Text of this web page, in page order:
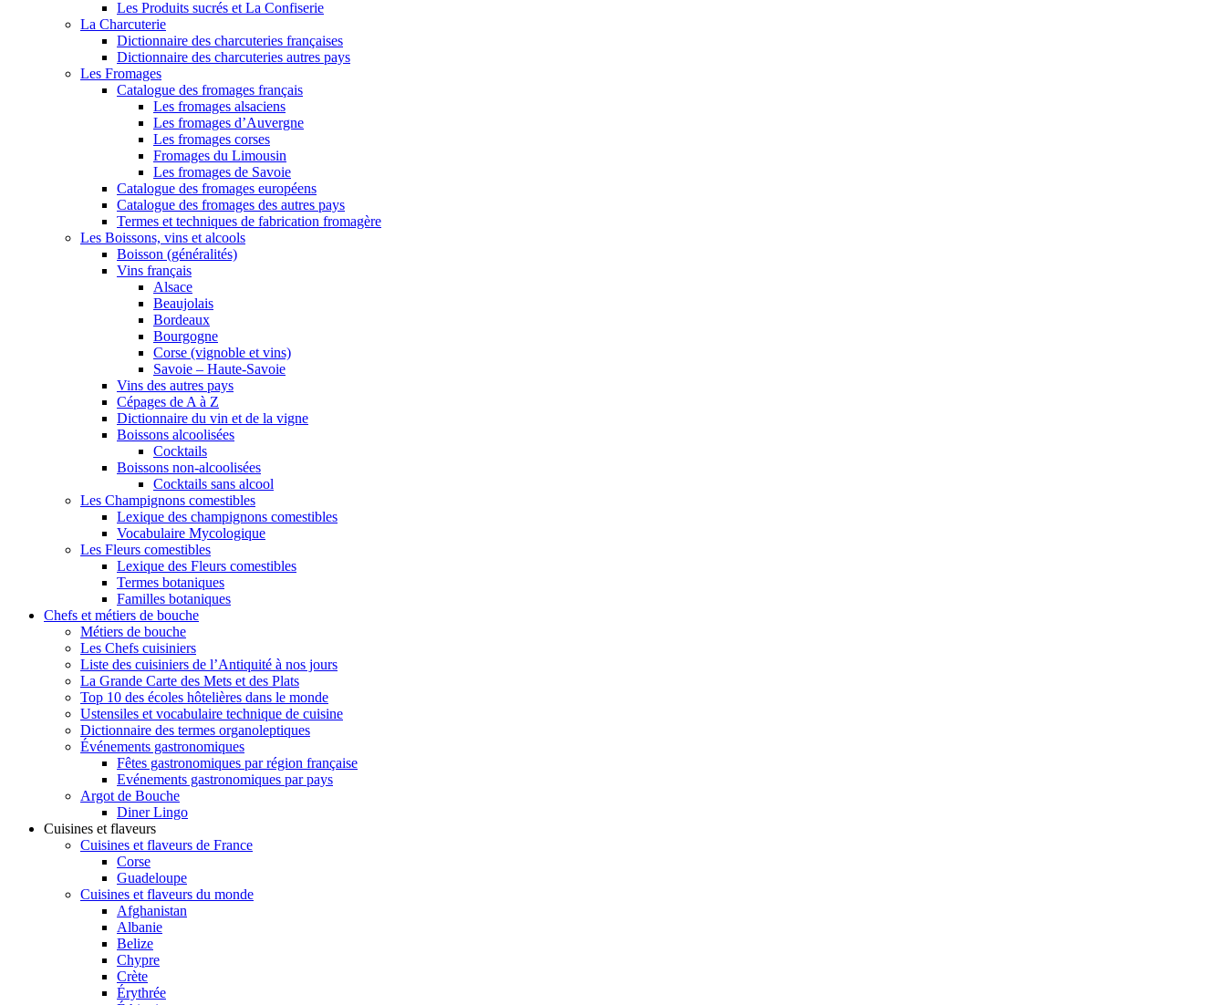
Les Produits sucrés et La Confiserie
La Charcuterie
Dictionnaire des charcuteries françaises
Dictionnaire des charcuteries autres pays
Les Fromages
Catalogue des fromages français
Les fromages alsaciens
Les fromages d’Auvergne
Les fromages corses
Fromages du Limousin
Les fromages de Savoie
Catalogue des fromages européens
Catalogue des fromages des autres pays
Termes et techniques de fabrication fromagère
Les Boissons, vins et alcools
Boisson (généralités)
Vins français
Alsace
Beaujolais
Bordeaux
Bourgogne
Corse (vignoble et vins)
Savoie – Haute-Savoie
Vins des autres pays
Cépages de A à Z
Dictionnaire du vin et de la vigne
Boissons alcoolisées
Cocktails
Boissons non-alcoolisées
Cocktails sans alcool
Les Champignons comestibles
Lexique des champignons comestibles
Vocabulaire Mycologique
Les Fleurs comestibles
Lexique des Fleurs comestibles
Termes botaniques
Familles botaniques
Chefs et métiers de bouche
Métiers de bouche
Les Chefs cuisiniers
Liste des cuisiniers de l’Antiquité à nos jours
La Grande Carte des Mets et des Plats
Top 10 des écoles hôtelières dans le monde
Ustensiles et vocabulaire technique de cuisine
Dictionnaire des termes organoleptiques
Événements gastronomiques
Fêtes gastronomiques par région française
Evénements gastronomiques par pays
Argot de Bouche
Diner Lingo
Cuisines et flaveurs
Cuisines et flaveurs de France
Corse
Guadeloupe
Cuisines et flaveurs du monde
Afghanistan
Albanie
Belize
Chypre
Crète
Érythrée